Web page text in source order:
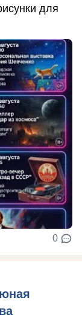
для
0